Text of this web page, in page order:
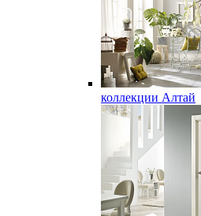
коллекции Алтай